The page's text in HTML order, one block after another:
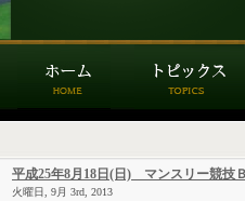
平成25年8月18日(日) マンスリー競技
火曜日, 9月 3rd, 2013